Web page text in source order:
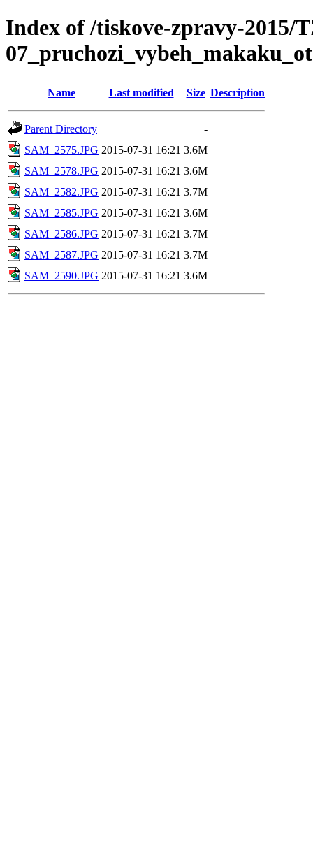
Index of /tiskove-zpravy-2015/
Name Last modified Size Description
Parent Directory
-
SAM_2575.JPG 2015-07-31 16:21 3.6M
SAM_2578.JPG 2015-07-31 16:21 3.6M
SAM_2582.JPG 2015-07-31 16:21 3.7M
SAM_2585.JPG 2015-07-31 16:21 3.6M
SAM_2586.JPG 2015-07-31 16:21 3.7M
SAM_2587.JPG 2015-07-31 16:21 3.7M
SAM_2590.JPG 2015-07-31 16:21 3.6M